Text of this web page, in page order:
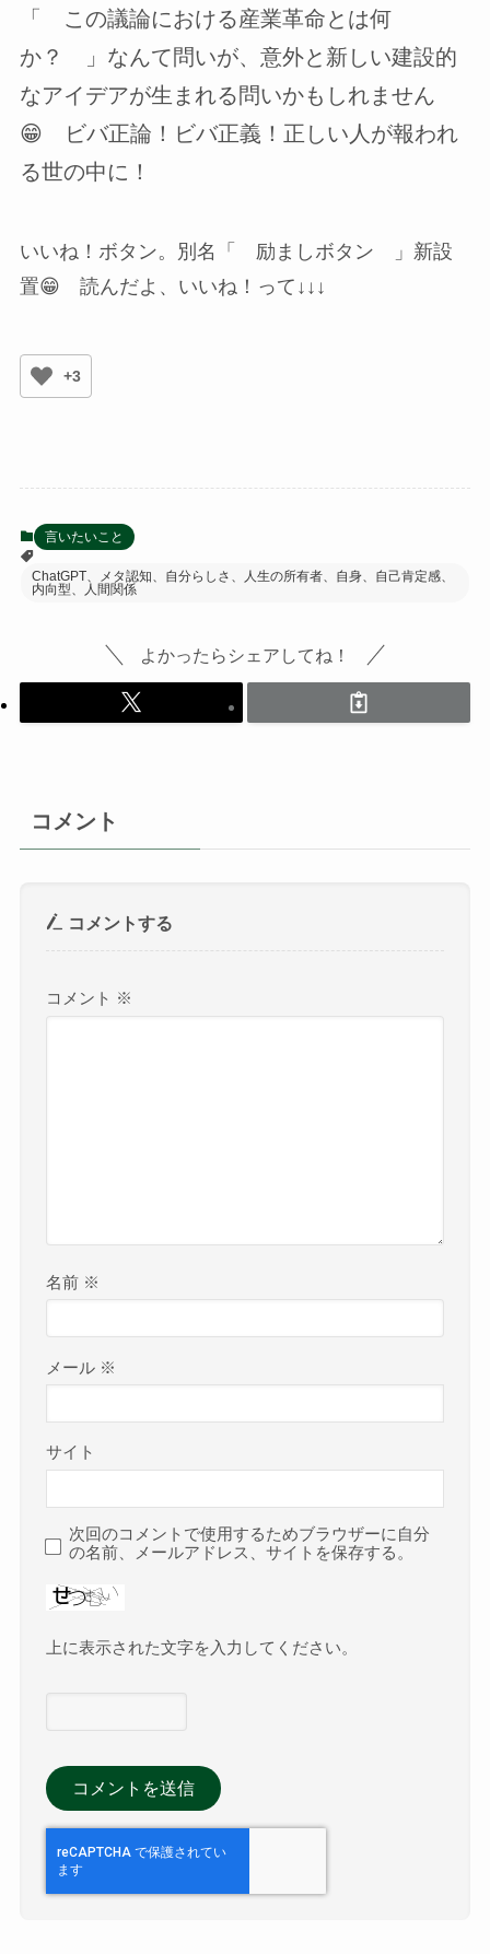
「 この議論における産業革命とは何
か？ 」なんて問いが、意外と新しい建設的
なアイデアが生まれる問いかもしれません
😁 ビバ正論！ビバ正義！正しい人が報われ
る世の中に！
いいね！ボタン。別名「 励ましボタン 」新設
置😁 読んだよ、いいね！って↓↓↓
+3
言いたいこと
ChatGPT、メタ認知、自分らしさ、人生の所有者、自身、自己肯定感、
内向型、人間関係
よかったらシェアしてね！
コメント
コメントする
コメント ※
名前 ※
メール ※
サイト
次回のコメントで使用するためブラウザーに自分
の名前、メールアドレス、サイトを保存する。
上に表示された文字を入力してください。